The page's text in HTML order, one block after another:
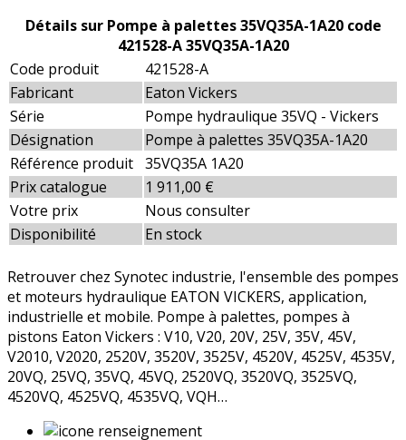
Détails sur Pompe à palettes 35VQ35A-1A20 code
421528-A 35VQ35A-1A20
Code produit
421528-A
Fabricant
Eaton Vickers
Série
Pompe hydraulique 35VQ - Vickers
Désignation
Pompe à palettes 35VQ35A-1A20
Référence produit 35VQ35A 1A20
Prix catalogue
1 911,00 €
Votre prix
Nous consulter
Disponibilité
En stock
Retrouver chez Synotec industrie, l'ensemble des pompes
et moteurs hydraulique EATON VICKERS, application,
industrielle et mobile. Pompe à palettes, pompes à
pistons Eaton Vickers : V10, V20, 20V, 25V, 35V, 45V,
V2010, V2020, 2520V, 3520V, 3525V, 4520V, 4525V, 4535V,
20VQ, 25VQ, 35VQ, 45VQ, 2520VQ, 3520VQ, 3525VQ,
4520VQ, 4525VQ, 4535VQ, VQH…